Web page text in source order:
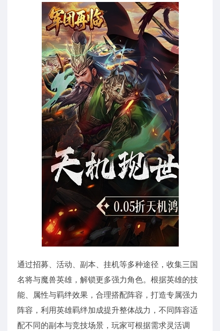
通过招募、活动、副本、挂机等多种途径，收集三国
名将与魔兽英雄，解锁更多强力角色。根据英雄的技
能、属性与羁绊效果，合理搭配阵容，打造专属强力
阵容，利用英雄羁绊加成提升整体战力，不同阵容适
配不同的副本与竞技场景，玩家可根据需求灵活调